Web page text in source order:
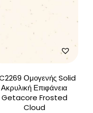
Ομογενής Solid
Ακρυλική Επιφάνεια
Getacore Frosted
Cloud